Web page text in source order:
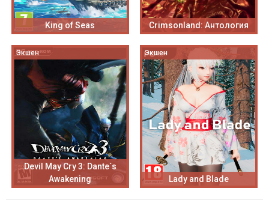
King of Seas Crimsonland: Антология
Экшен
Devil May Cry 3: Dante`s
Awakening
Экшен
Lady and Blade